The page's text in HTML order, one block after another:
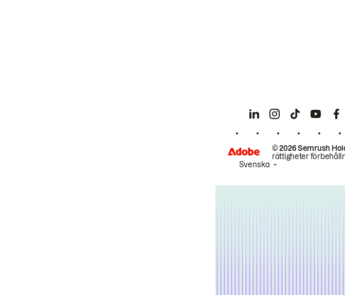
© 2026 Semrush
rättigheter
Svenska